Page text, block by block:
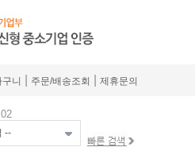
니 주문/배송조회 제휴문의